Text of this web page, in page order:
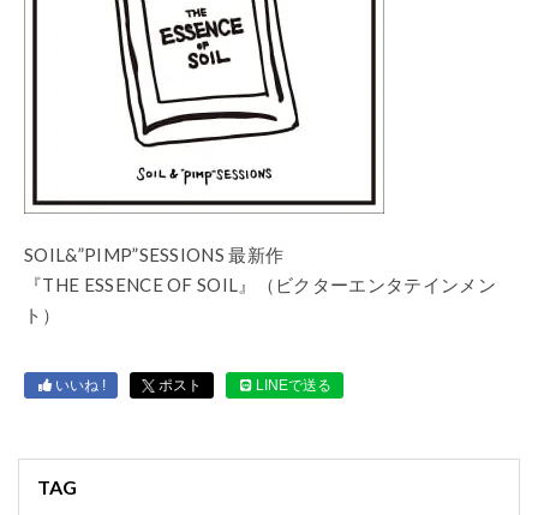
SOIL&”PIMP”SESSIONS 最新作
『THE ESSENCE OF SOIL』（ビクターエンタテインメン
ト）
いいね ! ポスト LINEで送る
TAG